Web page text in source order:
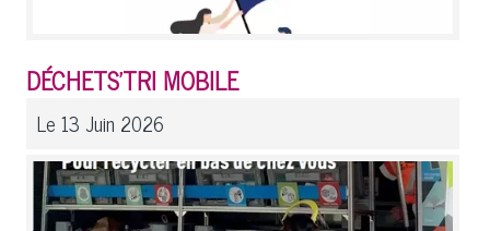
DÉCHETS'TRI MOBILE
Le 13 Juin 2026